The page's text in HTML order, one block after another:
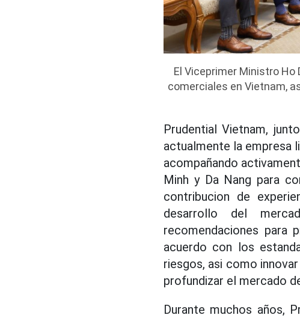
El Viceprimer Ministro
comerciales en Vietnam,
Prudential Vietnam,
actualmente la empresa
acompañando
Minh y Da Nang para
contribucion de
desarrollo del
recomendaciones para
acuerdo con los
riesgos, asi como
profundizar el mercado
Durante muchos años,